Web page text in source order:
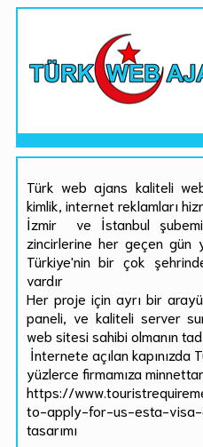
Türk web ajans kaliteli
kimlik, internet reklamları
İzmir ve İstanbul
zincirlerine her geçen gün
Türkiye'nin bir çok
vardır
Her proje için ayrı bir
paneli, ve kaliteli server
web sitesi sahibi olmanın
İnternete açılan kapınızda
yüzlerce firmamıza
https://
to-apply-for-us-esta-
tasarımı